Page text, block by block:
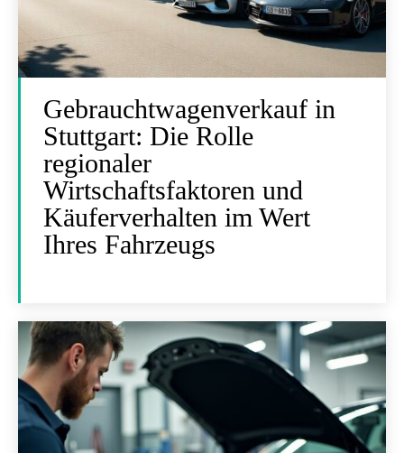
Gebrauchtwagenverkauf in
Stuttgart: Die Rolle
regionaler
Wirtschaftsfaktoren und
Käuferverhalten im Wert
Ihres Fahrzeugs